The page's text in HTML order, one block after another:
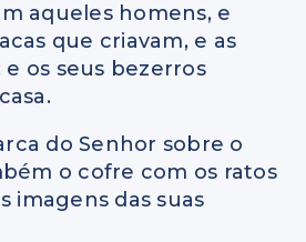
aqueles homens, e
que criavam, e as
os seus bezerros
do Senhor sobre o
o cofre com os ratos
imagens das suas